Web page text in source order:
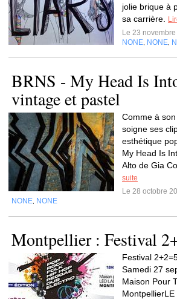
jolie brique à
sa carrière.
Le 23
NONE NONE
BRNS - My Head Is
vintage et pastel
Comme à
soigne ses
esthétique
My Head Is
Alto de Gia
suite
Le 28 octobre
NONE NONE
Montpellier : Festival
Festival
Samedi 27
Maison Pour
MontpellierLE